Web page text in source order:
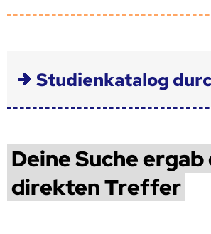
Studienkatalog
Deine Suche ergab
direkten Treffer